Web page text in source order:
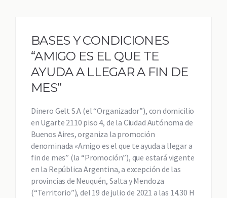
BASES Y CONDICIONES
“AMIGO ES EL QUE TE
AYUDA A LLEGAR A FIN DE
MES”
Dinero Gelt S.A (el “Organizador”), con domicilio
en Ugarte 2110 piso 4, de la Ciudad Autónoma de
Buenos Aires, organiza la promoción
denominada «Amigo es el que te ayuda a llegar a
fin de mes” (la “Promoción”), que estará vigente
en la República Argentina, a excepción de las
provincias de Neuquén, Salta y Mendoza
(“Territorio”), del 19 de julio de 2021 a las 14.30 H